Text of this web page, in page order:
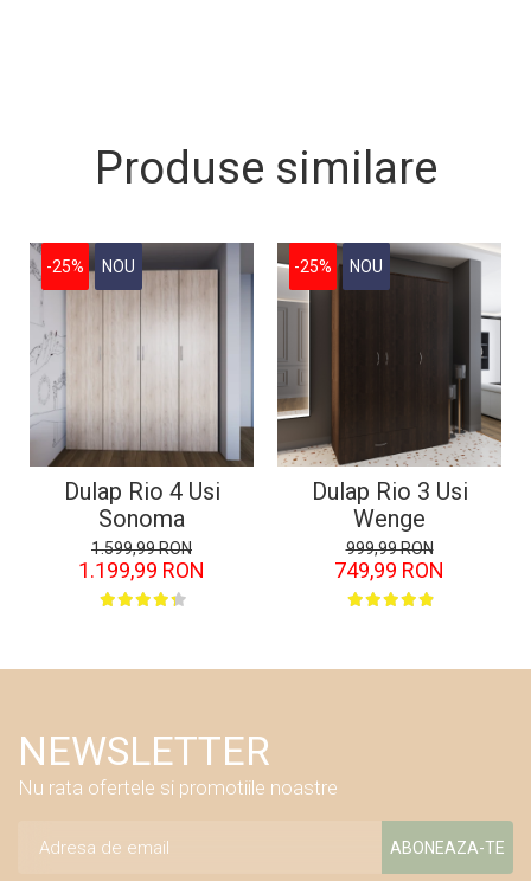
Produse similare
-25% NOU
Dulap Rio 4 Usi
Sonoma
1.599,99 RON
1.199,99 RON
-25% NOU
Dulap Rio 3 Usi
Wenge
999,99 RON
749,99 RON
NEWSLETTER
Nu rata ofertele si promotiile noastre